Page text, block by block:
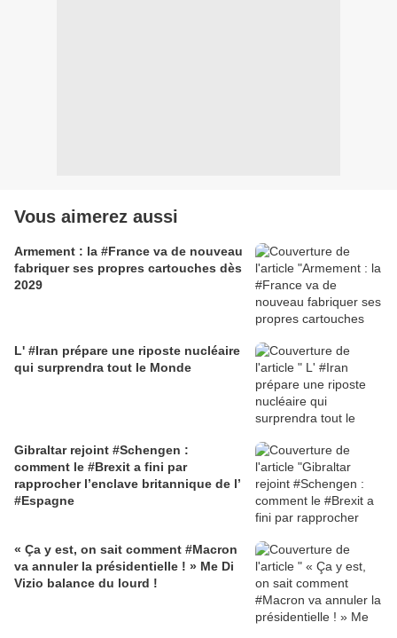
Vous aimerez aussi
Armement : la #France va de nouveau
fabriquer ses propres cartouches dès
2029
L' #Iran prépare une riposte nucléaire
qui surprendra tout le Monde
Gibraltar rejoint #Schengen :
comment le #Brexit a fini par
rapprocher l’enclave britannique de l’
#Espagne
« Ça y est, on sait comment #Macron
va annuler la présidentielle ! » Me Di
Vizio balance du lourd !